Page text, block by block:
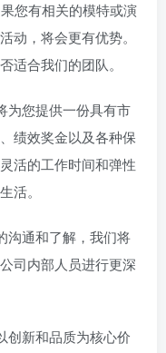
您有相关的模特或演
动，将会更有优势。
适合我们的团队。
为您提供一份具有市
绩效奖金以及各种保
活的工作时间和弹性
活。
沟通和了解，我们将
司内部人员进行更深
创新和品质为核心价